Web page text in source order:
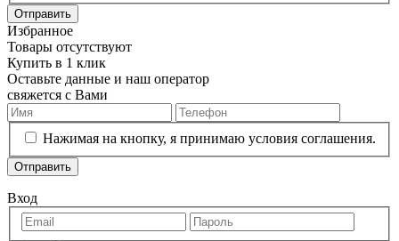
Отправить
Избранное
Товары отсутствуют
Купить в 1 клик
Оставьте данные и наш оператор
свяжется с Вами
Нажимая на кнопку, я принимаю условия соглашения.
Отправить
Вход